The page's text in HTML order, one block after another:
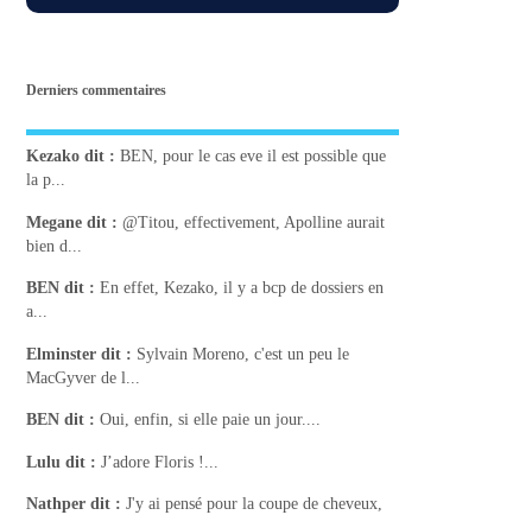
Derniers commentaires
Kezako dit : BEN, pour le cas eve il est possible que
la p...
Megane dit : @Titou, effectivement, Apolline aurait
bien d...
BEN dit : En effet, Kezako, il y a bcp de dossiers en
a...
Elminster dit : Sylvain Moreno, c'est un peu le
MacGyver de l...
BEN dit : Oui, enfin, si elle paie un jour....
Lulu dit : J’adore Floris !...
Nathper dit : J'y ai pensé pour la coupe de cheveux,